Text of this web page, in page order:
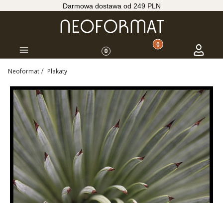
Darmowa dostawa od 249 PLN
Menu 0 Produkty w koszyku:
Koszyk Zaloguj
Neoformat Plakaty